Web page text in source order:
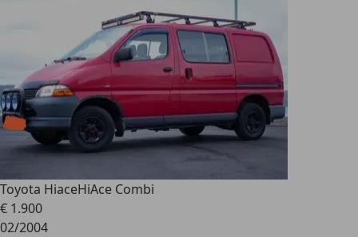
Toyota HiaceHiAce Combi
€ 1.900
02/2004